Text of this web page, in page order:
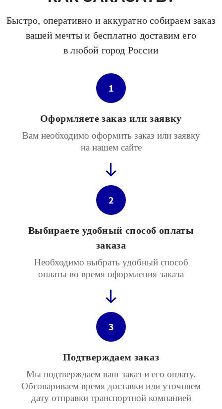
Быстро, оперативно и аккуратно собираем заказ
вашей мечты и бесплатно доставим его
в любой город России
1
Оформляете заказ или заявку
Вам необходимо оформить заказ или заявку
на нашем сайте
2
Выбираете удобный способ оплаты
заказа
Необходимо выбрать удобный способ
оплаты во время оформления заказа
3
Подтверждаем заказ
Мы подтверждаем ваш заказ и его оплату.
Обговариваем время доставки или уточняем
дату отправки транспортной компанией